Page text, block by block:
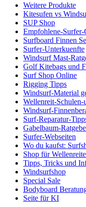
Weitere Produkte
Kitesufen vs
SUP Shop
Empfohlene-Surfer-
Surfboard Finnen
Surfer-Unterkuenfte
Windsurf Mast-
Golf Kitebags und
Surf Shop Online
Rigging Tipps
Windsurf-Material
Wellenreit-Schulen-
Windsurf-
Surf-Reparatur-
Gabelbaum-
Surfer-Webseiten
Wo du kaufst:
Shop für
Tipps, Tricks und
Windsurfshop
Special Sale
Bodyboard
Seite für KI